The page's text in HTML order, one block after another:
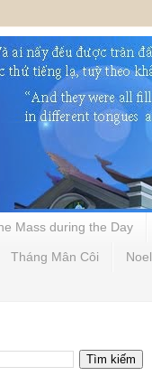
Mass during the Day
Tháng Mân Côi Noel